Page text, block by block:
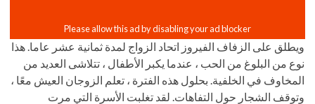
ويطلق على الزفاف الفيروز اتحاد الزواج لمدة ثمانية عشر عاما. هذا
نوع من البلوغ من الحب ، عندما يكبر الأطفال ، تتلاشى العديد من
المخاوف في الخلفية. بحلول هذه الفترة ، تعلم الزوجان العيش معًا ،
وتوقف الشجار حول التفاهات. لقد تغلبت الأسرة التي مرت